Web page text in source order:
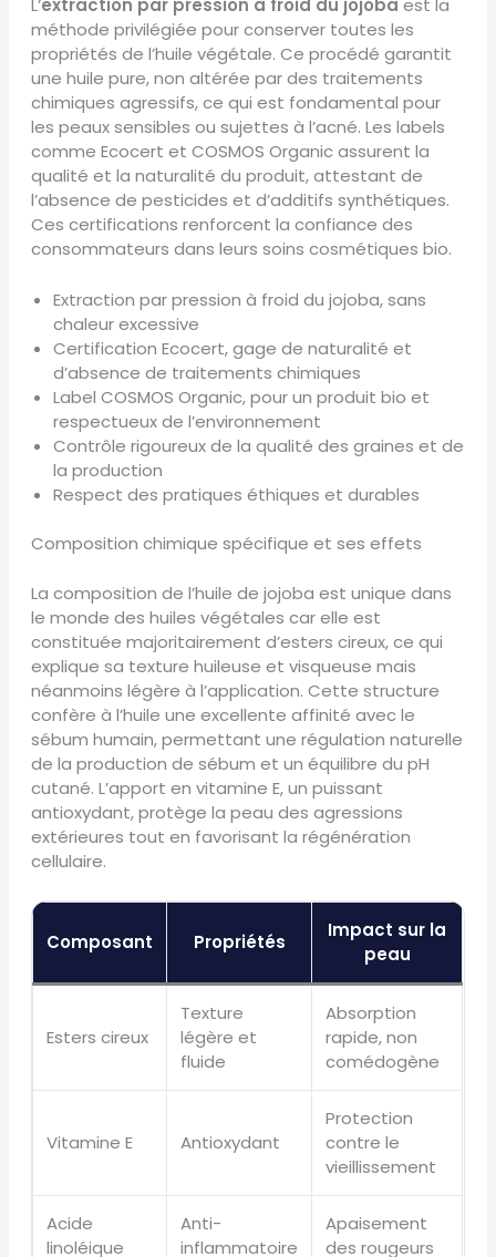
méthode privilégiée pour conserver toutes les
propriétés de l’huile végétale. Ce procédé garantit
une huile pure, non altérée par des traitements
chimiques agressifs, ce qui est fondamental pour
les peaux sensibles ou sujettes à l’acné. Les labels
comme Ecocert et COSMOS Organic assurent la
qualité et la naturalité du produit, attestant de
l’absence de pesticides et d’additifs synthétiques.
Ces certifications renforcent la confiance des
consommateurs dans leurs soins cosmétiques bio.
Extraction par pression à froid du jojoba, sans
chaleur excessive
Certification Ecocert, gage de naturalité et
d’absence de traitements chimiques
Label COSMOS Organic, pour un produit bio et
respectueux de l’environnement
Contrôle rigoureux de la qualité des graines et de
la production
Respect des pratiques éthiques et durables
Composition chimique spécifique et ses effets
La composition de l’huile de jojoba est unique dans
le monde des huiles végétales car elle est
constituée majoritairement d’esters cireux, ce qui
explique sa texture huileuse et visqueuse mais
néanmoins légère à l’application. Cette structure
confère à l’huile une excellente affinité avec le
sébum humain, permettant une régulation naturelle
de la production de sébum et un équilibre du pH
cutané. L’apport en vitamine E, un puissant
antioxydant, protège la peau des agressions
extérieures tout en favorisant la régénération
cellulaire.
Composant Propriétés
Impact sur la
peau
Esters cireux
Texture
légère et
fluide
Absorption
rapide, non
comédogène
Vitamine E Antioxydant
Protection
contre le
vieillissement
Acide
linoléique
Anti-
inflammatoire
Apaisement
des rougeurs